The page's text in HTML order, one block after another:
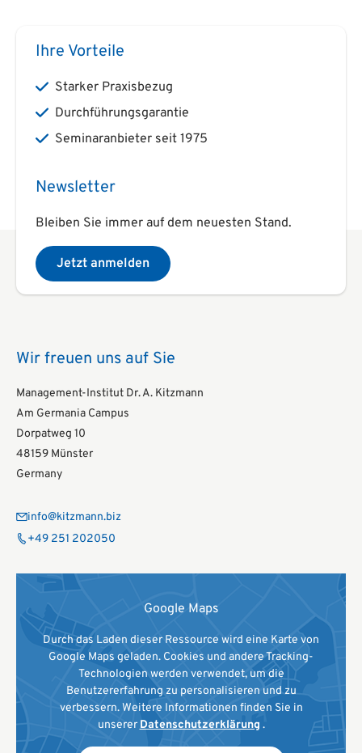
Ihre Vorteile
Starker Praxisbezug
Durchführungsgarantie
Seminaranbieter seit 1975
Newsletter
Bleiben Sie immer auf dem neuesten Stand.
Jetzt anmelden
Wir freuen uns auf Sie
Management-Institut Dr. A. Kitzmann
Am Germania Campus
Dorpatweg 10
48159 Münster
Germany
info@kitzmann.biz
+49 251 202050
Google Maps
Durch das Laden dieser Ressource wird eine Karte von
Google Maps geladen. Cookies und andere Tracking-
Technologien werden verwendet, um die
Benutzererfahrung zu personalisieren und zu
verbessern. Weitere Informationen finden Sie in
unserer Datenschutzerklärung .